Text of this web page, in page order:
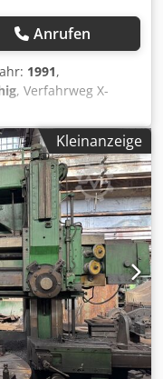
Anrufen
1991,
, Verfahrweg X-
450 mm, Zum
der Marke
ist in einem
für 15.000 €
TECHNISCHE
Spindel: 365 mm
Durchmesser der
Y-Achse: 350 mm
Ab
max. 16°
Stück, 10 mm Breite,
kg Drehzahl und
Kleinanzeige